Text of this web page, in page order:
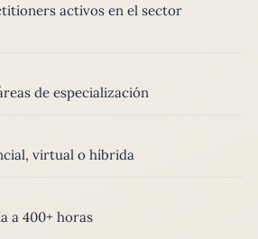
activos en el sector
de especialización
virtual o híbrida
a 400+ horas